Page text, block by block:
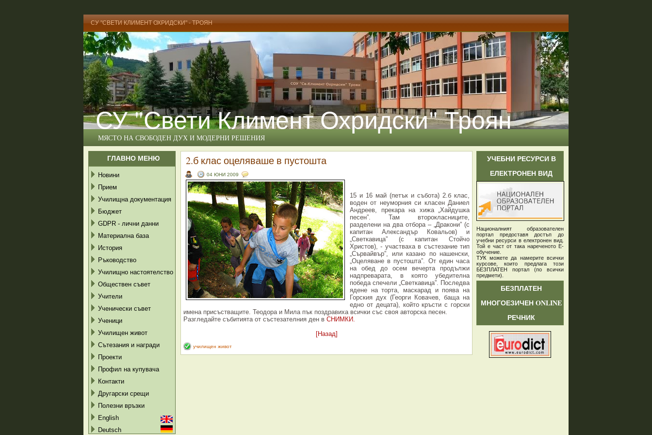
СУ "СВЕТИ КЛИМЕНТ ОХРИДСКИ" - ТРОЯН
СУ "Свети Климент Охридски" Троян
МЯСТО НА СВОБОДЕН ДУХ И МОДЕРНИ РЕШЕНИЯ
ГЛАВНО МЕНЮ
Новини
Прием
Училищна документация
Бюджет
GDPR - лични данни
Материална база
История
Ръководство
Училищно настоятелство
Обществен съвет
Учители
Ученически съвет
Ученици
Училищен живот
Сътезания и награди
Проекти
Профил на купувача
Контакти
Другарски срещи
Полезни връзки
English
Deutsch
2.б клас оцеляваше в пустошта
04 ЮНИ 2009
15 и 16 май (петък и събота) 2.б клас,
воден от неуморния си класен Даниел
Андреев, прекара на хижа „Хайдушка
песен”. Там второкласниците,
разделени на два отбора – „Дракони” (с
капитан Александър Ковальов) и
„Светкавица” (с капитан Стойчо
Христов), - участваха в състезание тип
„Сървайвър”, или казано по нашенски,
„Оцеляване в пустошта”. От един часа
на обед до осем вечерта продължи
надпреварата, в която убедителна
победа спечели „Светкавица”. Последва
ядене на торта, маскарад и поява на
Горския дух (Георги Ковачев, баща на
едно от децата), който кръсти с горски
имена присъстващите. Теодора и Мила пък поздравиха всички със своя авторска песен.
Разгледайте събитията от състезателния ден в СНИМКИ.
[Назад]
училищен живот
УЧЕБНИ РЕСУРСИ В
ЕЛЕКТРОНЕН ВИД
Националният образователен
портал предоставя достъп до
учебни ресурси в електронен вид.
Той е част от така нареченото Е-
обучение.
ТУК можете да намерите всички
курсове, които предлага този
БЕЗПЛАТЕН портал (по всички
предмети)
БЕЗПЛАТЕН
МНОГОЕЗИЧЕН ONLINE
РЕЧНИК